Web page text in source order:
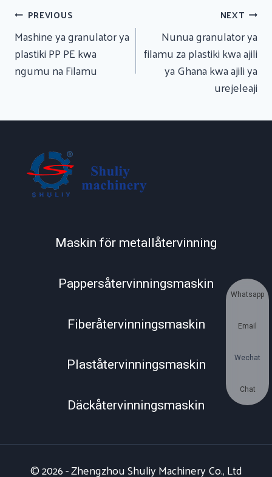
Urambazaji
Wa
Chapisho
PREVIOUS
Mashine ya granulator ya
plastiki PP PE kwa
ngumu na Filamu
NEXT
Nunua granulator ya
filamu za plastiki kwa ajili
ya Ghana kwa ajili ya
urejeleaji
Maskin för metallåtervinning
Pappersåtervinningsmaskin
Fiberåtervinningsmaskin
Plaståtervinningsmaskin
Däckåtervinningsmaskin
© 2026 - Zhengzhou Shuliy Machinery Co., Ltd
Whatsapp
Email
Wechat
Chat